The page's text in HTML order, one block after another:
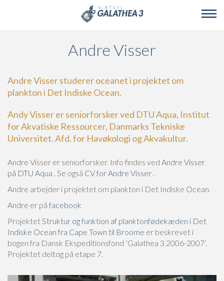
Andre Visser
Andre Visser studerer oceanet i projektet om
plankton i Det Indiske Ocean.
Andy Visser er seniorforsker ved DTU Aqua, Institut
for Akvatiske Ressourcer, Danmarks Tekniske
Universitet. Afd. for Havøkologi og Akvakultur.
Andre Visser er seniorforsker. Info findes ved Andre Visser
på DTU Aqua . Se også CV for Andre Visser .
Andre arbejder i projektet om plankton i Det Indiske Ocean.
Andre er på facebook
ProjektetStruktur og funktion af planktonfødekæden i Det
Indiske Ocean fra Cape Town til Broome er beskrevet i
bogen fra Dansk Ekspeditionsfond ’Galathea 3 2006-2007’.
Projektet deltog på etape 7.